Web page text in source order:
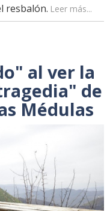
resbalón. Leer más...
al ver la
de
Médulas